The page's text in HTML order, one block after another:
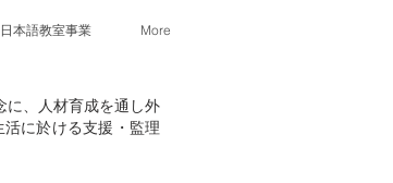
日本語教室事業 More
に、人材育成を通し外
に於ける支援・監理